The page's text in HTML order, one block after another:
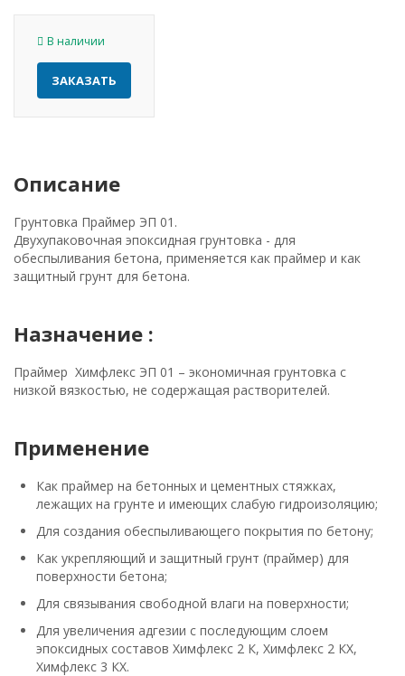
В наличии
ЗАКАЗАТЬ
Описание
Грунтовка Праймер ЭП 01.
Двухупаковочная эпоксидная грунтовка - для
обеспыливания бетона, применяется как праймер и как
защитный грунт для бетона.
Назначение :
Праймер Химфлекс ЭП 01 – экономичная грунтовка с
низкой вязкостью, не содержащая растворителей.
Применение
Как праймер на бетонных и цементных стяжках,
лежащих на грунте и имеющих слабую гидроизоляцию;
Для создания обеспыливающего покрытия по бетону;
Как укрепляющий и защитный грунт (праймер) для
поверхности бетона;
Для связывания свободной влаги на поверхности;
Для увеличения адгезии с последующим слоем
эпоксидных составов Химфлекс 2 К, Химфлекс 2 КХ,
Химфлекс 3 КХ.